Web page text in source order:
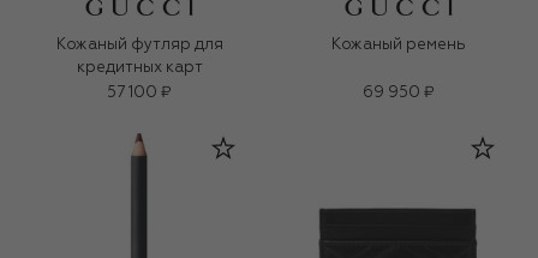
Кожаный футляр для
кредитных карт
57 100 ₽
Кожаный ремень
69 950 ₽